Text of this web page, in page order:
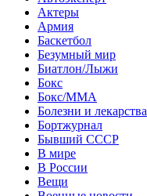
Актеры
Армия
Баскетбол
Безумный мир
Биатлон/Лыжи
Бокс
Бокс/MMA
Болезни и лекарства
Бортжурнал
Бывший СССР
В мире
В России
Вещи